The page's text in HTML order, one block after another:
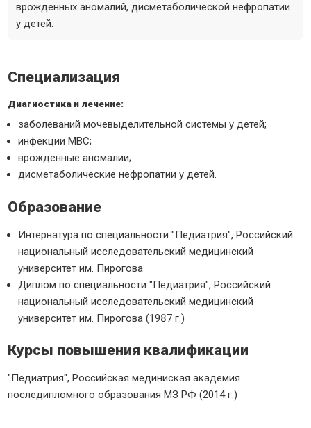
врожденных аномалий, дисметаболической нефропатии
у детей.
Специализация
Диагностика и лечение:
заболеваний мочевыделительной системы у детей;
инфекции МВС;
врожденные аномалии;
дисметаболические нефропатии у детей.
Образование
Интернатура по специальности "Педиатрия", Российский
национальный исследовательский медицинский
университет им. Пирогова
Диплом по специальности "Педиатрия", Российский
национальный исследовательский медицинский
университет им. Пирогова (1987 г.)
Курсы повышения квалификации
"Педиатрия", Российская мединиская академия
последипломного образования МЗ РФ (2014 г.)